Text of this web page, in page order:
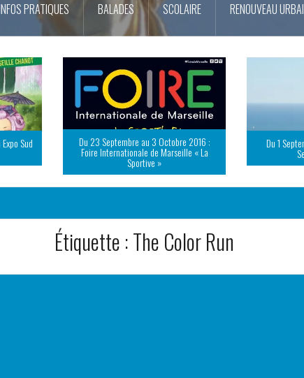
PRATIQUES BALADES SCOLAIRE RENOUVEAU
Sud Du 23 Septembre au 3 Octobre 2016 :
Foire Internationale de Marseille « La
Sportive »
Du 1
Étiquette :The Color Run